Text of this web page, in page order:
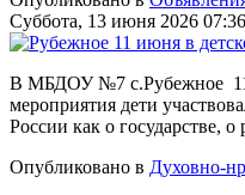
Суббота, 13 июня 2026 07:36
В МБДОУ №7 с.Рубежное 11
мероприятия дети
России как о государстве,
Опубликовано в Духовно-